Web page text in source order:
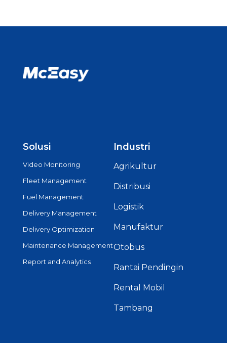
Solusi
Video Monitoring
Fleet Management
Fuel Management
Delivery Management
Delivery Optimization
Maintenance Management
Report and Analytics
Industri
Agrikultur
Distribusi
Logistik
Manufaktur
Otobus
Rantai Pendingin
Rental Mobil
Tambang